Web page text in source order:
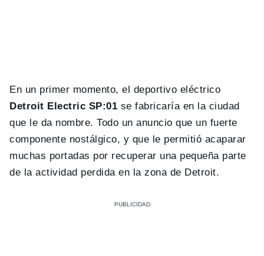
En un primer momento, el deportivo eléctrico
Detroit Electric SP:01 se fabricaría en la ciudad
que le da nombre. Todo un anuncio que un fuerte
componente nostálgico, y que le permitió acaparar
muchas portadas por recuperar una pequeña parte
de la actividad perdida en la zona de Detroit.